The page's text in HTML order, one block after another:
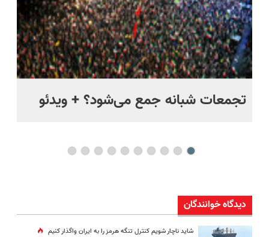
تجمعات شبانه جمع می‌شود؟ + ویدئو
دیدگاه خوانندگان
شاید ناچار شویم کنترل تنگه هرمز را به ایران واگذار کنیم